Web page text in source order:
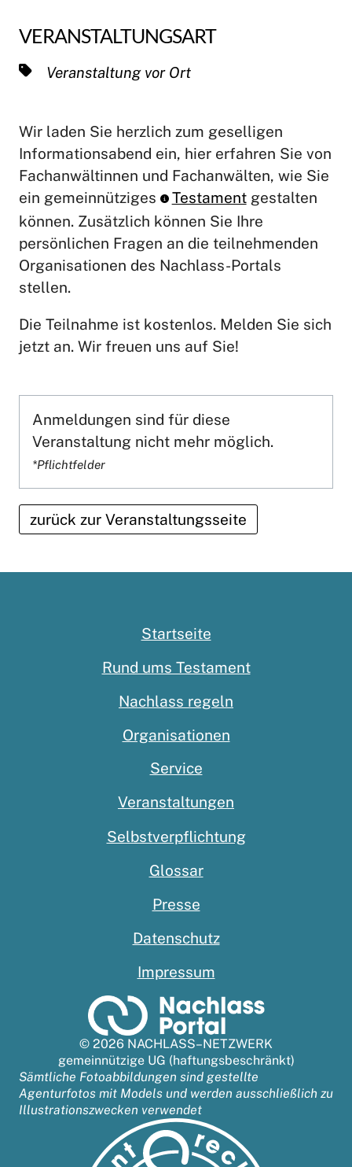
VERANSTALTUNGSART
Veranstaltung vor Ort
Wir laden Sie herzlich zum geselligen
Informationsabend ein, hier erfahren Sie von
Fachanwältinnen und Fachanwälten, wie Sie
ein gemeinnütziges
Testamentgestalten
können. Zusätzlich können Sie Ihre
persönlichen Fragen an die teilnehmenden
Organisationen des Nachlass-Portals
stellen.
Die Teilnahme ist kostenlos. Melden Sie sich
jetzt an. Wir freuen uns auf Sie!
Anmeldungen sind für diese
Veranstaltung nicht mehr möglich.
*Pflichtfelder
zurück zur Veranstaltungsseite
Startseite
Rund ums Testament
Nachlass regeln
Organisationen
Service
Veranstaltungen
Selbstverpflichtung
Glossar
Presse
Datenschutz
Impressum
© 2026 NACHLASS–NETZWERK
gemeinnützige UG (haftungsbeschränkt)
Sämtliche Fotoabbildungen sind gestellte
Agenturfotos mit Models und werden ausschließlich zu
Illustrationszwecken verwendet